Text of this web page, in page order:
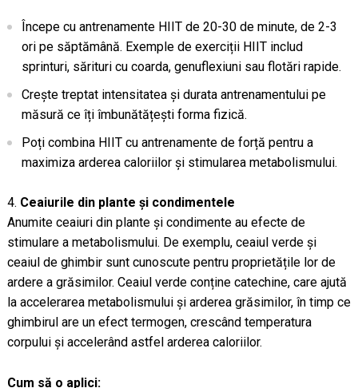
Începe cu antrenamente HIIT de 20-30 de minute, de 2-3
ori pe săptămână. Exemple de exerciții HIIT includ
sprinturi, sărituri cu coarda, genuflexiuni sau flotări rapide.
Crește treptat intensitatea și durata antrenamentului pe
măsură ce îți îmbunătățești forma fizică.
Poți combina HIIT cu antrenamente de forță pentru a
maximiza arderea caloriilor și stimularea metabolismului.
Ceaiurile din plante și condimentele
Anumite ceaiuri din plante și condimente au efecte de
stimulare a metabolismului. De exemplu, ceaiul verde și
ceaiul de ghimbir sunt cunoscute pentru proprietățile lor de
ardere a grăsimilor. Ceaiul verde conține catechine, care ajută
la accelerarea metabolismului și arderea grăsimilor, în timp ce
ghimbirul are un efect termogen, crescând temperatura
corpului și accelerând astfel arderea caloriilor.
Cum să o aplici: